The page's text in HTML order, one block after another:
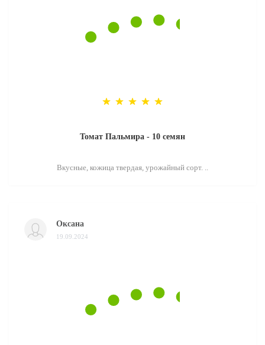
Томат Пальмира - 10 семян
Вкусные, кожица твердая, урожайный сорт. ..
Оксана
19.09.2024